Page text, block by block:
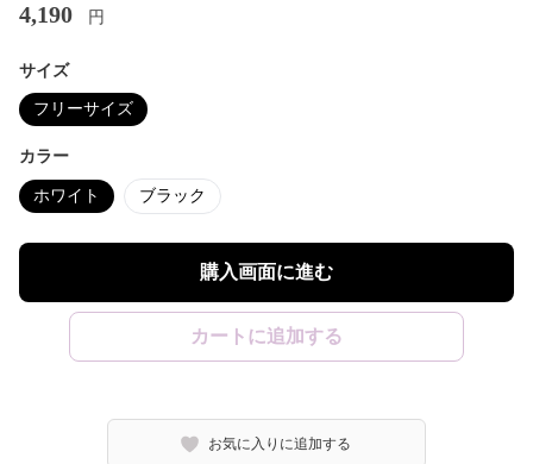
4,190 円
サイズ
フリーサイズ
カラー
ホワイト ブラック
購入画面に進む
カートに追加する
お気に入りに追加する